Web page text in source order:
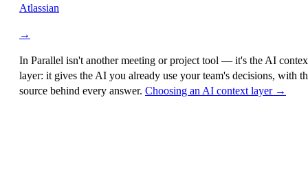
Atlassian
→
In Parallel isn't another meeting or project tool — it's the AI
layer: it gives the AI you already use your team's decisions, with
source behind every answer. Choosing an AI context layer →